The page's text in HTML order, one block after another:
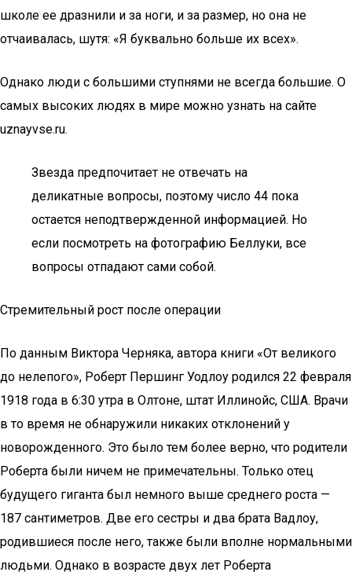
школе ее дразнили и за ноги, и за размер, но она не
отчаивалась, шутя: «Я буквально больше их всех».
Однако люди с большими ступнями не всегда большие. О
самых высоких людях в мире можно узнать на сайте
uznayvse.ru.
Звезда предпочитает не отвечать на
деликатные вопросы, поэтому число 44 пока
остается неподтвержденной информацией. Но
если посмотреть на фотографию Беллуки, все
вопросы отпадают сами собой.
Стремительный рост после операции
По данным Виктора Черняка, автора книги «От великого
до нелепого», Роберт Першинг Уодлоу родился 22 февраля
1918 года в 6:30 утра в Олтоне, штат Иллинойс, США. Врачи
в то время не обнаружили никаких отклонений у
новорожденного. Это было тем более верно, что родители
Роберта были ничем не примечательны. Только отец
будущего гиганта был немного выше среднего роста —
187 сантиметров. Две его сестры и два брата Вадлоу,
родившиеся после него, также были вполне нормальными
людьми. Однако в возрасте двух лет Роберта